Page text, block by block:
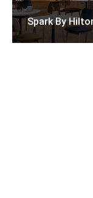
Spark By